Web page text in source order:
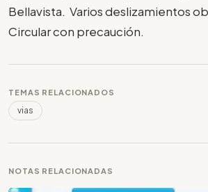
Bellavista. Varios deslizamientos
Circular con precaución.
TEMAS RELACIONADOS
vias
NOTAS RELACIONADAS